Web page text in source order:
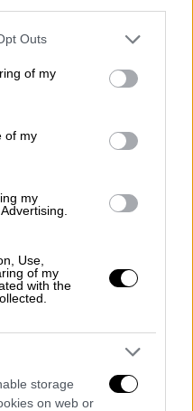
uses one or more Google
You may click to
its third-party tags to
purposes in below Google
Outs
of my
of my
my
Use,
of my
with the
storage
on web or
τουΠΟΥ
ομάδα
εργαζόταν εκεί
διακόπτει
ανάμεσά τους
δεν είναι
στη Γάζα».
του βάζει επίσης
ως κέντρου
που «θέτει υπό
το σύστημα υγείας
πρόσθεσε ο